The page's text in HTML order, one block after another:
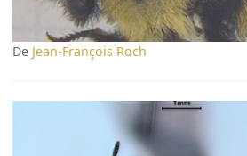
De Jean-François Roch